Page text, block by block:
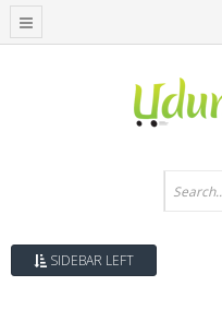
SIDEBAR LEFT